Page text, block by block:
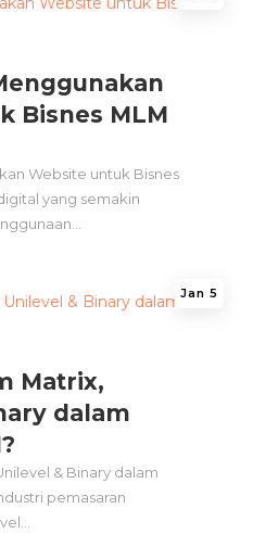
Bisnes MLM
Website untuk Bisnes
yang semakin
Matrix,
dalam
Jan 5
& Binary dalam
pemasaran